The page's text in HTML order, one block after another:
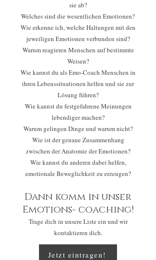
sie ab?
Welches sind die wesentlichen Emotionen?
Wie erkenne ich, welche Haltungen mit den
jeweiligen Emotionen verbunden sind?
Warum reagieren Menschen auf bestimmte
Weisen?
Wie kannst du als Emo-Coach Menschen in
ihren Lebenssituationen helfen und sie zur
Lösung führen?
Wie kannst du festgefahrene Meinungen
lebendiger machen?
Warum gelingen Dinge und warum nicht?
Wie ist der genaue Zusammenhang
zwischen der Anatomie der Emotionen?
Wie kannst du anderen dabei helfen,
emotionale Beweglichkeit zu erzeugen?
Dann komm in unser
Emotions- coaching!
Trage dich in unsere Liste ein und wir
kontaktieren dich.
Jetzt eintragen!